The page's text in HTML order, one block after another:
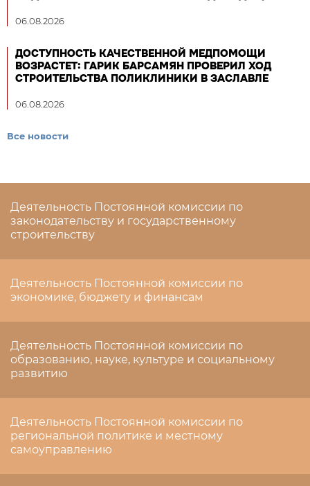
06.08.2026
ДОСТУПНОСТЬ КАЧЕСТВЕННОЙ МЕДПОМОЩИ
ВОЗРАСТЕТ: ГАРИК БАРСАМЯН ПРОВЕРИЛ ХОД
СТРОИТЕЛЬСТВА ПОЛИКЛИНИКИ В ЗАСЛАВЛЕ
06.08.2026
Все новости
Деятельность Постоянной комиссии по
законодательству и государственному
строительству
Деятельность Постоянной комиссии по
экономике, бюджету и финансам
Деятельность Постоянной комиссии по
образованию, науке, культуре и социальному
развитию
Деятельность Постоянной комиссии по
региональной политике и местному
самоуправлению